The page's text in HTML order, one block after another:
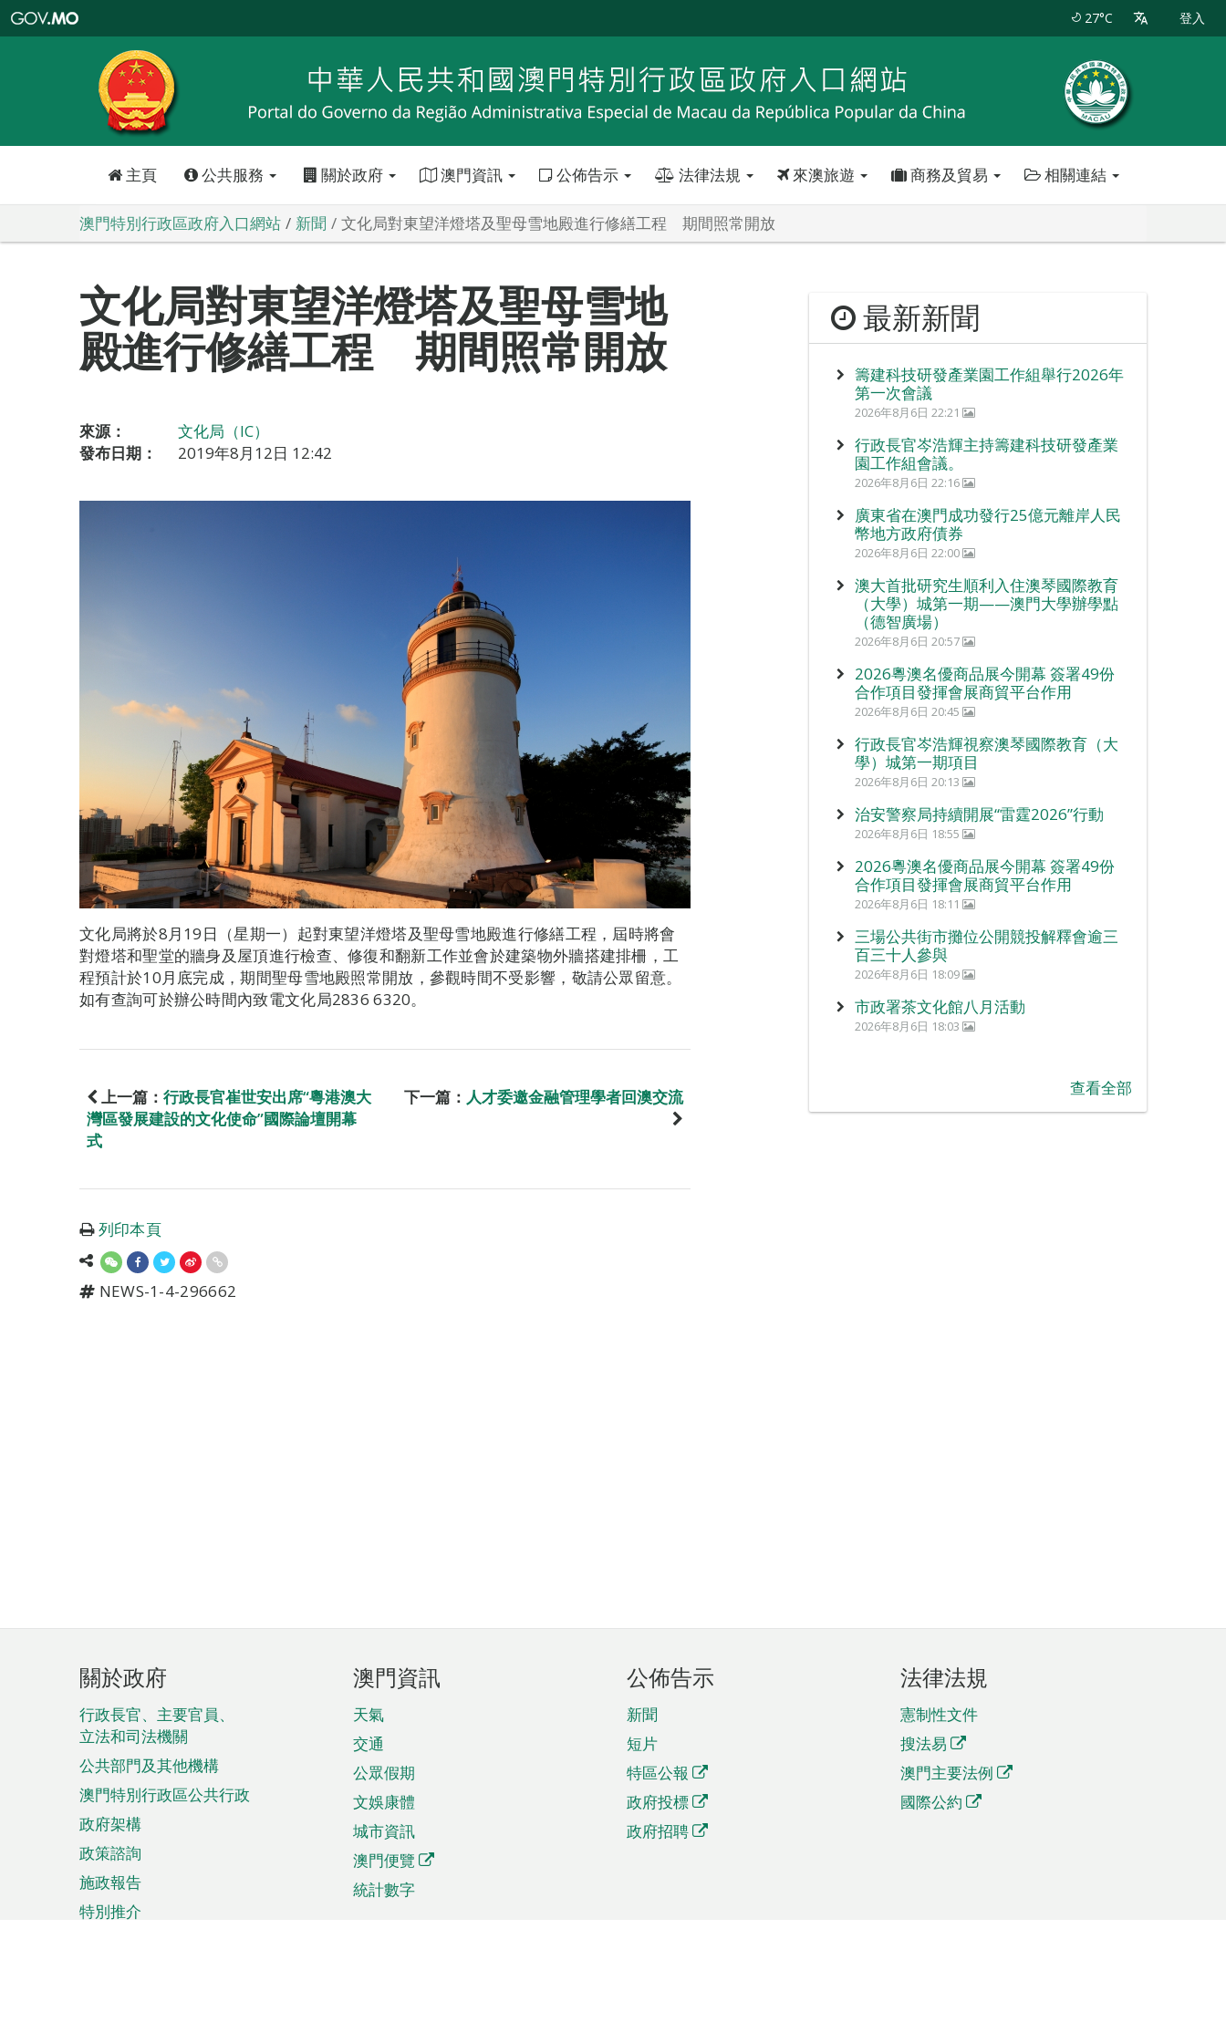
特
政
區
政
口
27°C 登入
主頁 公共服務 關於政府 澳門資訊 公佈告示 法律法規 來澳旅遊 商務及貿易 相關連結
澳門特別行政區政府入口網站 新聞 文化局對東望洋燈塔及聖母雪地殿進行修繕工程 期間照常開放
文化局對東望洋燈塔及聖母雪地
殿進行修繕工程 期間照常開放
來源：
文化局（IC）
發布日期：
2019年8月12日 12:42
文化局將於8月19日（星期一）起對東望洋燈塔及聖母雪地殿進行修繕工程，屆時將會
對燈塔和聖堂的牆身及屋頂進行檢查、修復和翻新工作並會於建築物外牆搭建排柵，工
程預計於10月底完成，期間聖母雪地殿照常開放，參觀時間不受影響，敬請公眾留意。
如有查詢可於辦公時間內致電文化局2836 6320。
上一篇： 行政長官崔世安出席“粵港澳大
灣區發展建設的文化使命”國際論壇開幕
式
下一篇： 人才委邀金融管理學者回澳交流
列印本頁
NEWS-1-4-296662
最新新聞
籌建科技研發產業園工作組舉行2026年
第一次會議
2026年8月6日 22:21
行政長官岑浩輝主持籌建科技研發產業
園工作組會議。
2026年8月6日 22:16
廣東省在澳門成功發行25億元離岸人民
幣地方政府債券
2026年8月6日 22:00
澳大首批研究生順利入住澳琴國際教育
（大學）城第一期——澳門大學辦學點
（德智廣場）
2026年8月6日 20:57
2026粵澳名優商品展今開幕 簽署49份
合作項目發揮會展商貿平台作用
2026年8月6日 20:45
行政長官岑浩輝視察澳琴國際教育（大
學）城第一期項目
2026年8月6日 20:13
治安警察局持續開展“雷霆2026”行動
2026年8月6日 18:55
2026粵澳名優商品展今開幕 簽署49份
合作項目發揮會展商貿平台作用
2026年8月6日 18:11
三場公共街市攤位公開競投解釋會逾三
百三十人參與
2026年8月6日 18:09
市政署茶文化館八月活動
2026年8月6日 18:03
查看全部
頁
腳
菜
單
關於政府
行政長官、主要官員、
立法和司法機關
公共部門及其他機構
澳門特別行政區公共行政
政府架構
政策諮詢
施政報告
特別推介
澳門資訊
天氣
交通
公眾假期
文娛康體
城市資訊
澳門便覽
統計數字
公佈告示
新聞
短片
特區公報
政府投標
政府招聘
法律法規
憲制性文件
搜法易
澳門主要法例
國際公約